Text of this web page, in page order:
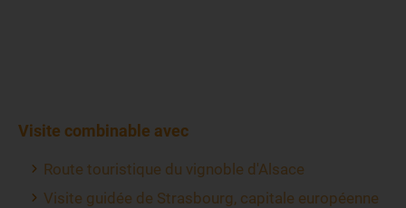
Visite combinable avec
Route touristique du vignoble d'Alsace
Visite guidée de Strasbourg, capitale européenne